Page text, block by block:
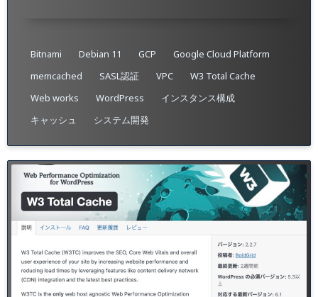
Bitnami Debian 11 GCP
Google Cloud Platform
memcached
SASL認証 VPC
W3 Total Cache
Web works
WordPress
インスタンス構成
キャッシュ
システム開発